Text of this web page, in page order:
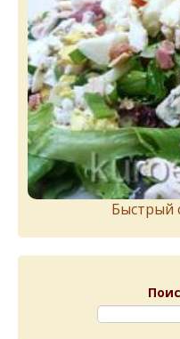
Быстрый